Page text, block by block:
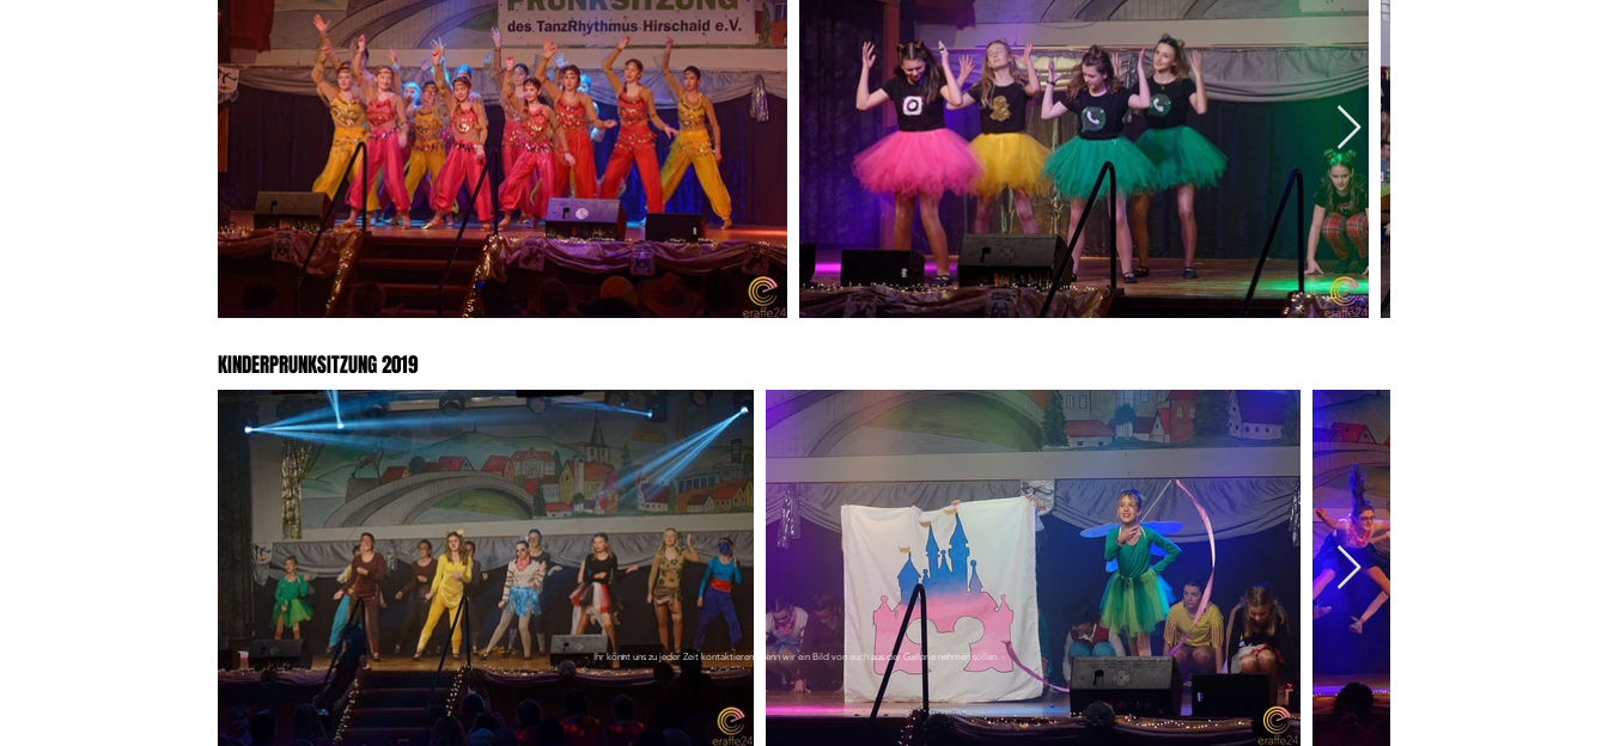
KINDERPRUNKSITZUNG 2019
- Ihr könnt uns zu jeder Zeit kontaktieren, wenn wir ein Bild von euch aus der Gallerie nehmen sollen. -